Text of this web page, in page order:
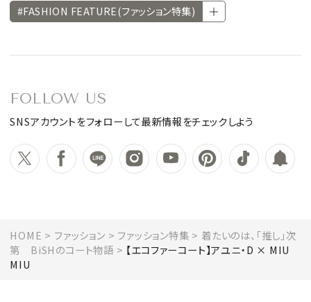
#FASHION FEATURE(ファッション特集)
FOLLOW US
SNSアカウントをフォローして最新情報をチェックしよう
HOME ファッション ファッション特集
着たいのは、「推し」次
第 BiSHのコート物語
【エコファーコート】アユニ・D × MIU
MIU